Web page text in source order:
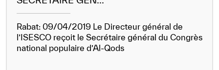
Rabat: 09/04/2019 Le Directeur général de
l’ISESCO reçoit le Secrétaire général du Congrès
national populaire d’Al-Qods